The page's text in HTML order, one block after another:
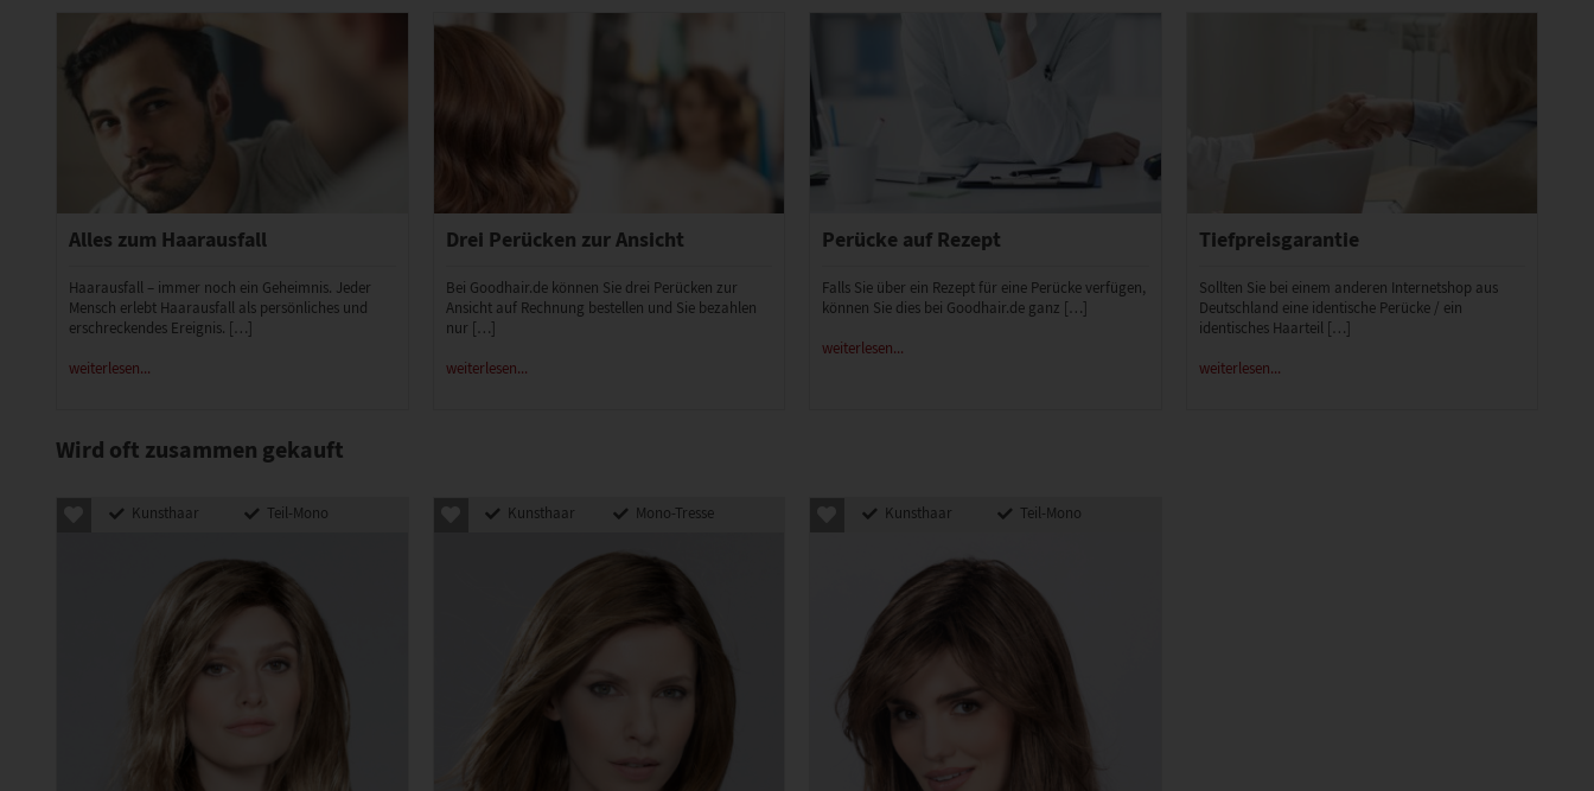
Alles zum Haarausfall
Haarausfall – immer noch ein Geheimnis. Jeder
Mensch erlebt Haarausfall als persönliches und
erschreckendes Ereignis. […]
weiterlesen...
Drei Perücken zur Ansicht
Bei Goodhair.de können Sie drei Perücken zur
Ansicht auf Rechnung bestellen und Sie bezahlen
nur […]
weiterlesen...
Perücke auf Rezept
Falls Sie über ein Rezept für eine Perücke verfügen,
können Sie dies bei Goodhair.de ganz […]
weiterlesen...
Tiefpreisgarantie
Sollten Sie bei einem anderen Internetshop aus
Deutschland eine identische Perücke / ein
identisches Haarteil […]
weiterlesen...
Wird oft zusammen gekauft
Kunsthaar Teil-Mono Kunsthaar Mono-Tresse Kunsthaar Teil-Mono